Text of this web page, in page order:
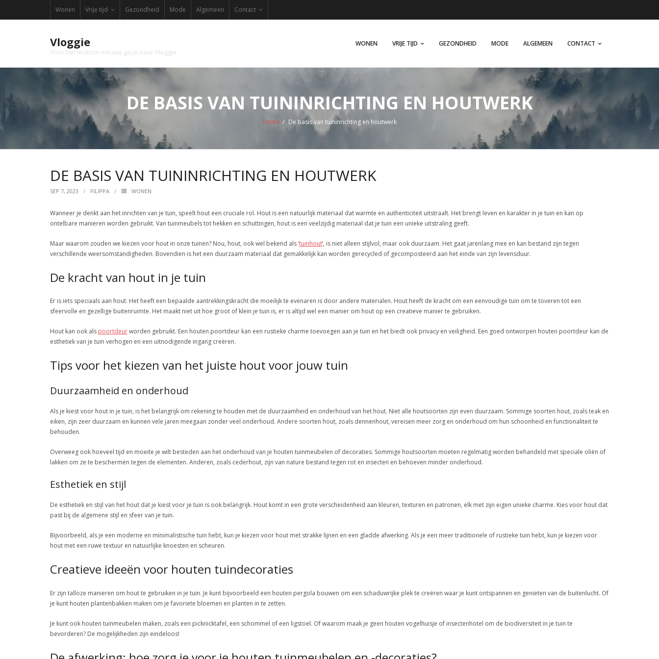
Wonen Vrije tijd Gezondheid Mode Algemeen Contact
Vloggie
Voor het leukste nieuws ga je naar Vloggie
WONEN VRIJE TIJD GEZONDHEID MODE ALGEMEEN CONTACT
DE BASIS VAN TUININRICHTING EN HOUTWERK
Home / De basis van tuininrichting en houtwerk
DE BASIS VAN TUININRICHTING EN HOUTWERK
SEP 7, 2023 FILIPPA WONEN
Wanneer je denkt aan het inrichten van je tuin, speelt hout een cruciale rol. Hout is een natuurlijk materiaal dat warmte en authenticiteit uitstraalt. Het brengt leven en karakter in je tuin en kan op
ontelbare manieren worden gebruikt. Van tuinmeubels tot hekken en schuttingen, hout is een veelzijdig materiaal dat je tuin een unieke uitstraling geeft.
Maar waarom zouden we kiezen voor hout in onze tuinen? Nou, hout, ook wel bekend als ‘tuinhout‘, is niet alleen stijlvol, maar ook duurzaam. Het gaat jarenlang mee en kan bestand zijn tegen
verschillende weersomstandigheden. Bovendien is het een duurzaam materiaal dat gemakkelijk kan worden gerecycled of gecomposteerd aan het einde van zijn levensduur.
De kracht van hout in je tuin
Er is iets speciaals aan hout. Het heeft een bepaalde aantrekkingskracht die moeilijk te evenaren is door andere materialen. Hout heeft de kracht om een eenvoudige tuin om te toveren tot een
sfeervolle en gezellige buitenruimte. Het maakt niet uit hoe groot of klein je tuin is, er is altijd wel een manier om hout op een creatieve manier te gebruiken.
Hout kan ook als poortdeurworden gebruikt. Een houten poortdeur kan een rustieke charme toevoegen aan je tuin en het biedt ook privacy en veiligheid. Een goed ontworpen houten poortdeur kan de
esthetiek van je tuin verhogen en een uitnodigende ingang creëren.
Tips voor het kiezen van het juiste hout voor jouw tuin
Duurzaamheid en onderhoud
Als je kiest voor hout in je tuin, is het belangrijk om rekening te houden met de duurzaamheid en onderhoud van het hout. Niet alle houtsoorten zijn even duurzaam. Sommige soorten hout, zoals teak en
eiken, zijn zeer duurzaam en kunnen vele jaren meegaan zonder veel onderhoud. Andere soorten hout, zoals dennenhout, vereisen meer zorg en onderhoud om hun schoonheid en functionaliteit te
behouden.
Overweeg ook hoeveel tijd en moeite je wilt besteden aan het onderhoud van je houten tuinmeubelen of decoraties. Sommige houtsoorten moeten regelmatig worden behandeld met speciale oliën of
lakken om ze te beschermen tegen de elementen. Anderen, zoals cederhout, zijn van nature bestand tegen rot en insecten en behoeven minder onderhoud.
Esthetiek en stijl
De esthetiek en stijl van het hout dat je kiest voor je tuin is ook belangrijk. Hout komt in een grote verscheidenheid aan kleuren, texturen en patronen, elk met zijn eigen unieke charme. Kies voor hout dat
past bij de algemene stijl en sfeer van je tuin.
Bijvoorbeeld, als je een moderne en minimalistische tuin hebt, kun je kiezen voor hout met strakke lijnen en een gladde afwerking. Als je een meer traditionele of rustieke tuin hebt, kun je kiezen voor
hout met een ruwe textuur en natuurlijke knoesten en scheuren.
Creatieve ideeën voor houten tuindecoraties
Er zijn talloze manieren om hout te gebruiken in je tuin. Je kunt bijvoorbeeld een houten pergola bouwen om een schaduwrijke plek te creëren waar je kunt ontspannen en genieten van de buitenlucht. Of
je kunt houten plantenbakken maken om je favoriete bloemen en planten in te zetten.
Je kunt ook houten tuinmeubelen maken, zoals een picknicktafel, een schommel of een ligstoel. Of waarom maak je geen houten vogelhuisje of insectenhotel om de biodiversiteit in je tuin te
bevorderen? De mogelijkheden zijn eindeloos!